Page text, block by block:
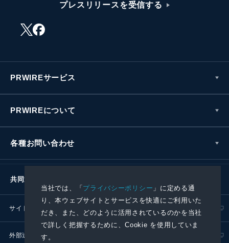
当社では、「プライバシーポリシー 」に定める通
り、本ウェブサイトとサービスを快適にご利用いた
だき、また、どのように活用されているのかを当社
で詳しく把握するために、Cookie を使用していま
す。
プレスリリースを受信する
PRWIREサービス
PRWIREについて
各種お問い合わせ
共同通信社グループ
サイトポリシー プライバシーポリシー
外部送信ポリシー